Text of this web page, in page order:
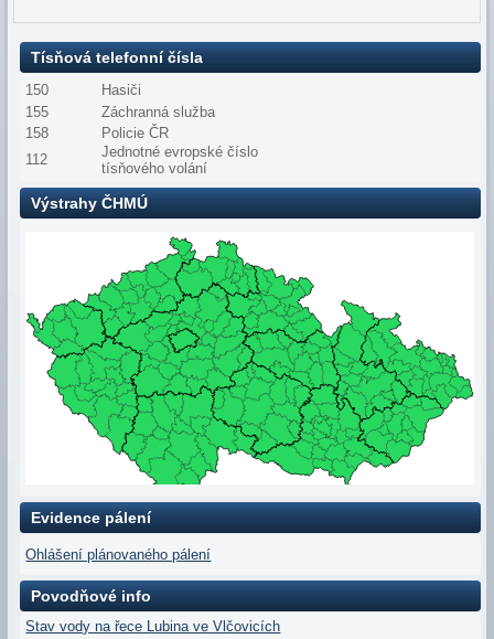
Tísňová telefonní čísla
150
Hasiči
155
Záchranná služba
158
Policie ČR
112
Jednotné evropské číslo
tísňového volání
Výstrahy ČHMÚ
Evidence pálení
Ohlášení plánovaného pálení
Povodňové info
Stav vody na řece Lubina ve Vlčovicích